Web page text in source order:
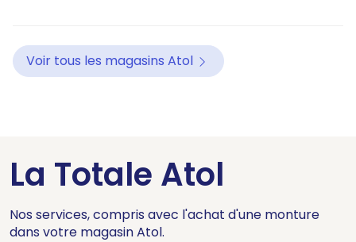
Voir tous les magasins Atol
La Totale Atol
Nos services, compris avec l'achat d'une monture
dans votre magasin Atol.